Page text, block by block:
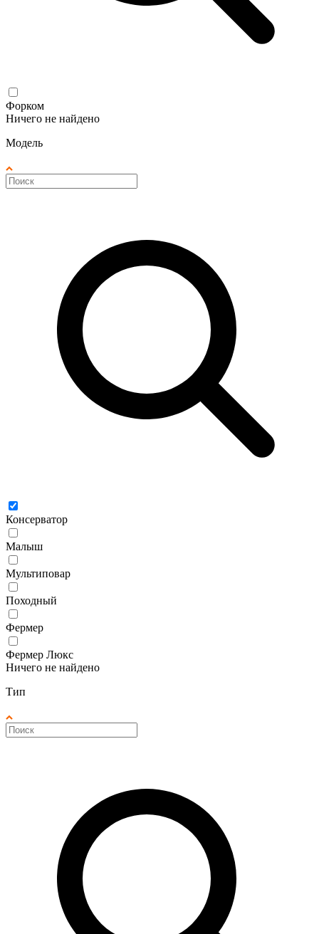
Форком
Ничего не найдено
Модель
Консерватор
Малыш
Мультиповар
Походный
Фермер
Фермер Люкс
Ничего не найдено
Тип